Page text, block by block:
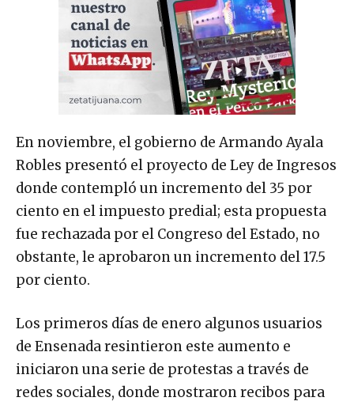
En noviembre, el gobierno de Armando Ayala
Robles presentó el proyecto de Ley de Ingresos
donde contempló un incremento del 35 por
ciento en el impuesto predial; esta propuesta
fue rechazada por el Congreso del Estado, no
obstante, le aprobaron un incremento del 17.5
por ciento.
Los primeros días de enero algunos usuarios
de Ensenada resintieron este aumento e
iniciaron una serie de protestas a través de
redes sociales, donde mostraron recibos para